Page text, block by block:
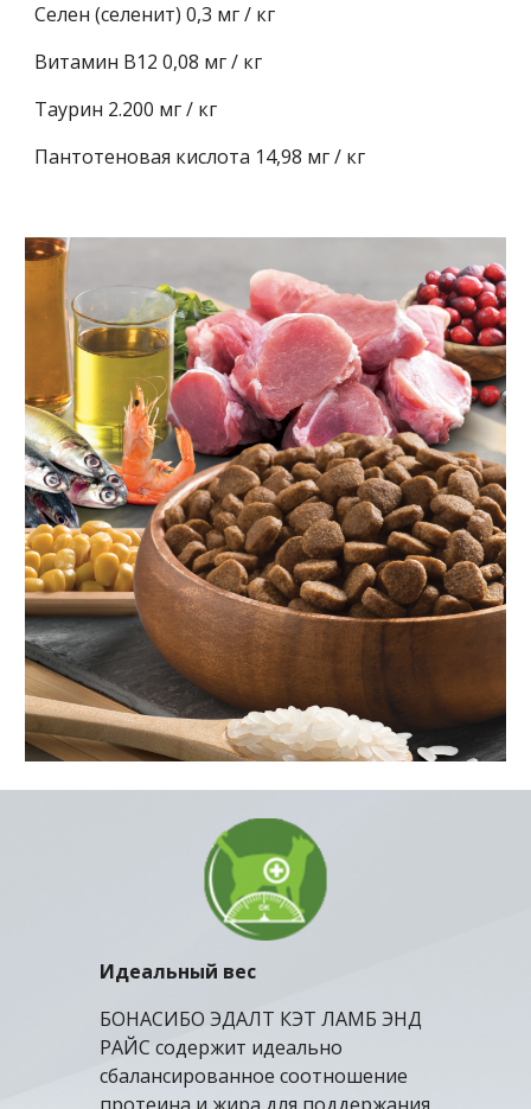
Селен (селенит) 0,3 мг / кг
Витамин B12 0,08 мг / кг
Таурин 2.200 мг / кг
Пантотеновая кислота 14,98 мг / кг
Идеальный вес
БОНАСИБОЭДАЛТ КЭТЛАМБ ЭНД
РАЙС содержит идеально
сбалансированное соотношение